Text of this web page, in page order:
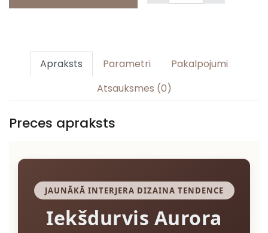
Apraksts Parametri
Pakalpojumi
Atsauksmes (0)
Preces apraksts
JAUNĀKĀ INTERJERA DIZAINA TENDENCE
Iekšdurvis Aurora